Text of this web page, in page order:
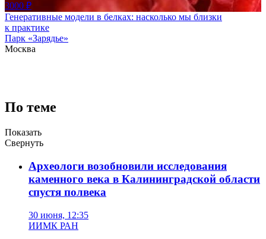
3000 ₽
Генеративные модели в белках: насколько мы близки
к практике
Парк «Зарядье»
Москва
По теме
Показать
Свернуть
Археологи возобновили исследования
каменного века в Калининградской области
спустя полвека
30 июня, 12:35
ИИМК РАН